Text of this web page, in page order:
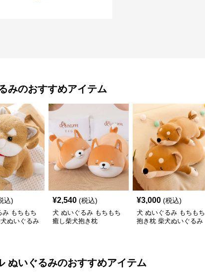
みのおすすめアイテム
込)
み もちもち
ぬいぐるみ
¥2,540 (税込)
犬 ぬいぐるみ もちもち
癒し柴犬抱き枕
¥3,000 (税込)
犬 ぬいぐるみ もちもち
抱き枕 柴犬ぬいぐるみ
ぬいぐるみのおすすめアイテム